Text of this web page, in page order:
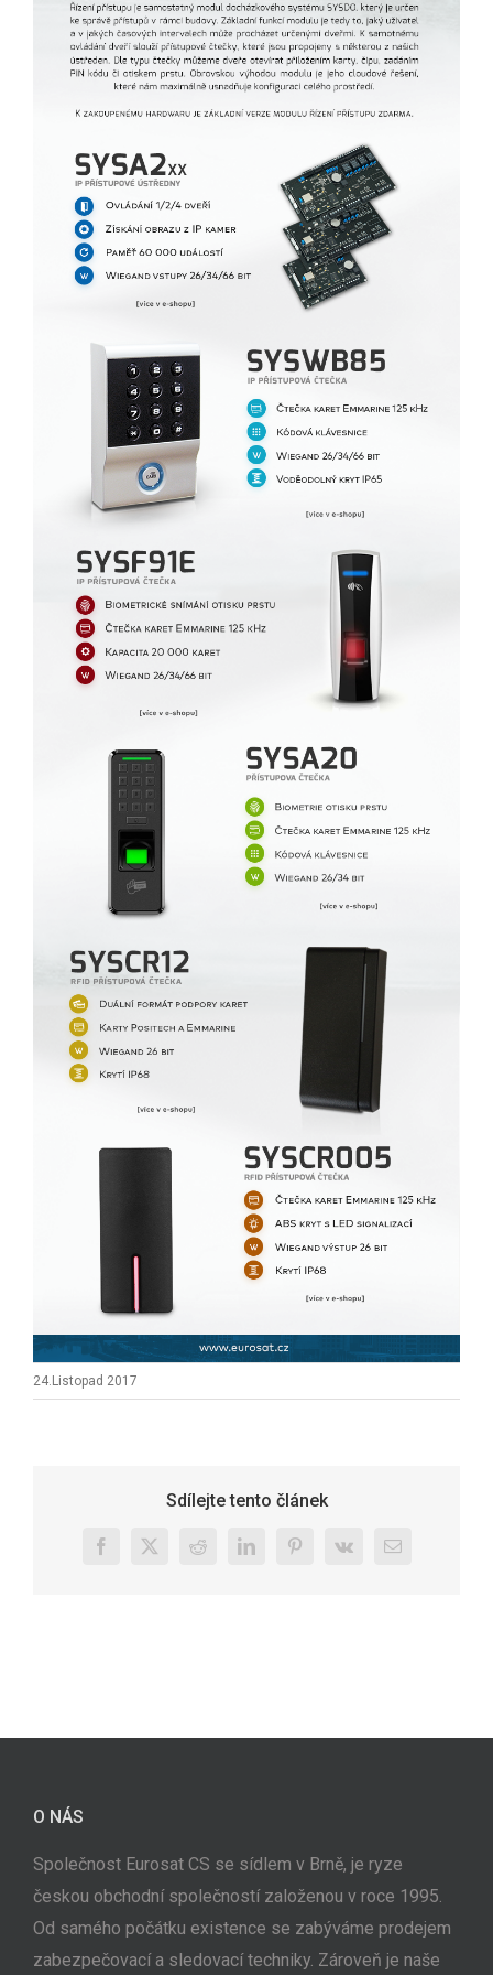
24.Listopad 2017
Sdílejte tento článek
Facebook
X RedditLinkedInPinterest
Vk
E-
O NÁS
Společnost Eurosat CS se sídlem v Brně, je ryze
českou obchodní společností založenou v roce 1995.
Od samého počátku existence se zabýváme prodejem
zabezpečovací a sledovací techniky. Zároveň je naše